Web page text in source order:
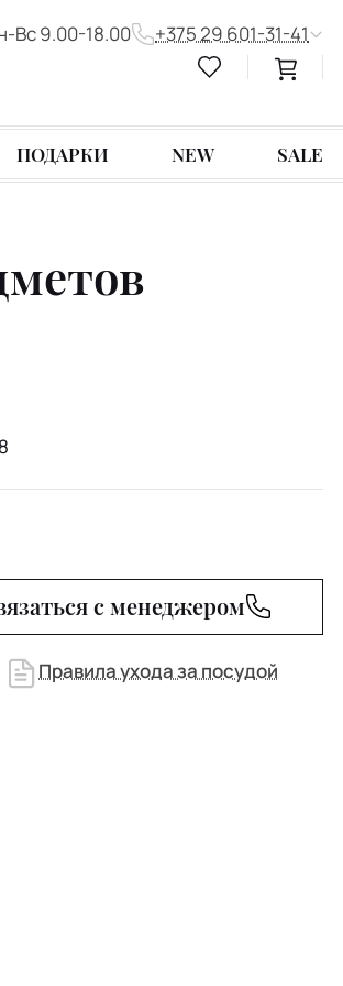
Вс 9.00-18.00 +375 29 601-31-41
ПОДАРКИ NEW SALE
с менеджером
Правила ухода за посудой